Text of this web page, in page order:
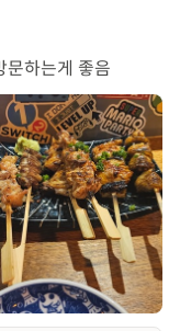
문하는게 좋음